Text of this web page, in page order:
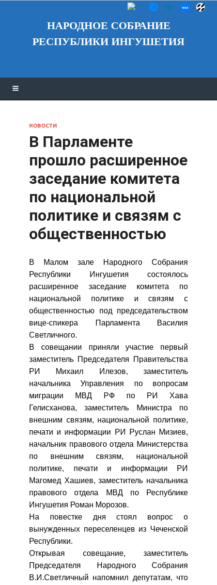
НАРОДНОЕ СОБРАНИЕ
РЕСПУБЛИКИ ИНГУШЕТИЯ
НОВОСТИ
В Парламенте
прошло расширенное
заседание комитета
по национальной
политике и связям с
общественностью
В Малом зале Народного Собрания
Республики Ингушетия состоялось
расширенное заседание комитета по
национальной политике и связям с
общественностью под председательством
вице-спикера Парламента Василия
Светличного.
В совещании приняли участие первый
заместитель Председателя Правительства
РИ Михаил Илезов, заместитель
начальника Управления по вопросам
миграции МВД РФ по РИ Хава
Гелисханова, заместитель Министра по
внешним связям, национальной политике,
печати и информации РИ Руслан Мизиев,
начальник правового отдела Министерства
по внешним связям, национальной
политике, печати и информации РИ
Магомед Хашиев, заместитель начальника
правового отдела МВД по Республике
Ингушетия Роман Морозов.
На повестке дня стоял вопрос о
вынужденных переселенцев из Чеченской
Республики.
Открывая совещание, заместитель
Председателя Народного Собрания
В.И.Светличный напомнил депутатам, что